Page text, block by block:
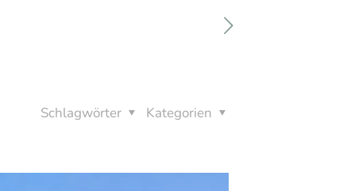
Kategorien
Schlagwörter